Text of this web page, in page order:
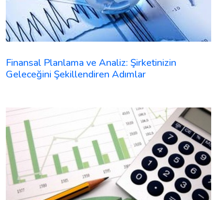
Finansal Planlama ve Analiz: Şirketinizin
Geleceğini Şekillendiren Adımlar